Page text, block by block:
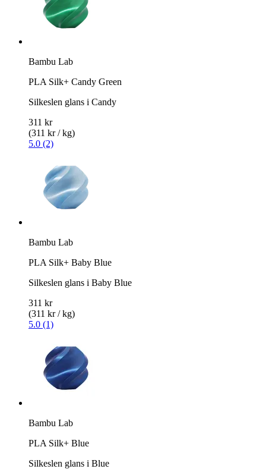
Bambu Lab
PLA Silk+ Candy Green
Silkeslen glans i Candy
311 kr
(311 kr / kg)
5.0 (2)
Bambu Lab
PLA Silk+ Baby Blue
Silkeslen glans i Baby Blue
311 kr
(311 kr / kg)
5.0 (1)
Bambu Lab
PLA Silk+ Blue
Silkeslen glans i Blue